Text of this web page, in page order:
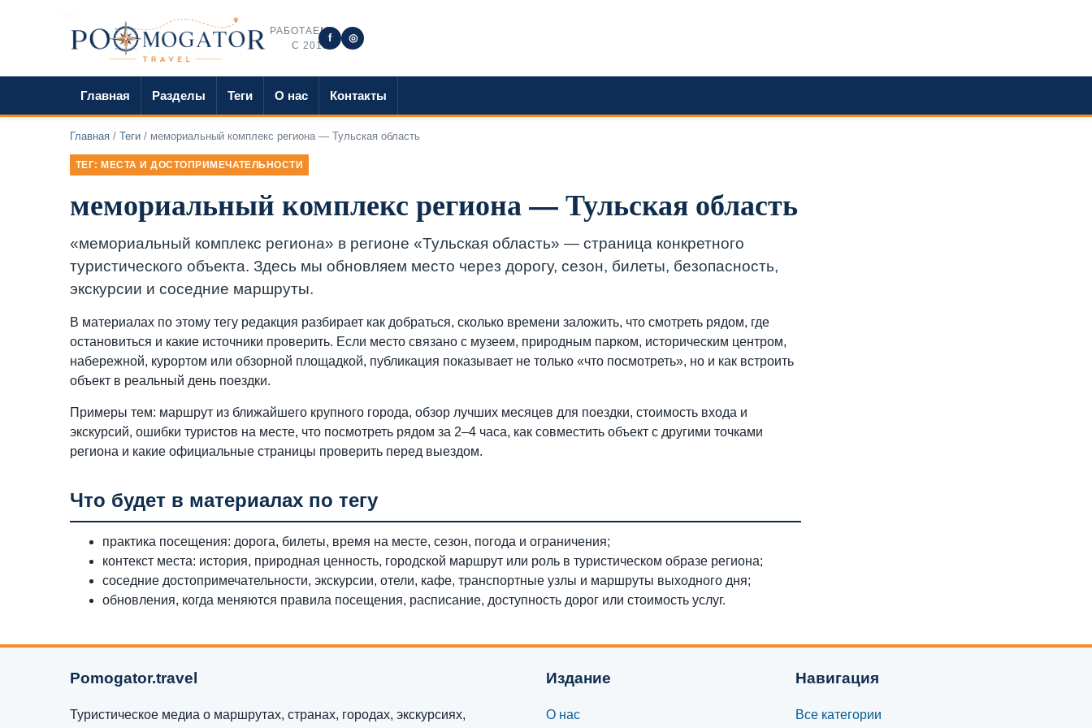
РАБОТАЕМ
С 2018
f ◎
Главная Разделы Теги О нас Контакты
Главная / Теги / мемориальный комплекс региона — Тульская область
ТЕГ: МЕСТА И ДОСТОПРИМЕЧАТЕЛЬНОСТИ
мемориальный комплекс региона — Тульская область
«мемориальный комплекс региона» в регионе «Тульская область» — страница конкретного
туристического объекта. Здесь мы обновляем место через дорогу, сезон, билеты, безопасность,
экскурсии и соседние маршруты.
В материалах по этому тегу редакция разбирает как добраться, сколько времени заложить, что смотреть рядом, где
остановиться и какие источники проверить. Если место связано с музеем, природным парком, историческим центром,
набережной, курортом или обзорной площадкой, публикация показывает не только «что посмотреть», но и как встроить
объект в реальный день поездки.
Примеры тем: маршрут из ближайшего крупного города, обзор лучших месяцев для поездки, стоимость входа и
экскурсий, ошибки туристов на месте, что посмотреть рядом за 2–4 часа, как совместить объект с другими точками
региона и какие официальные страницы проверить перед выездом.
Что будет в материалах по тегу
практика посещения: дорога, билеты, время на месте, сезон, погода и ограничения;
контекст места: история, природная ценность, городской маршрут или роль в туристическом образе региона;
соседние достопримечательности, экскурсии, отели, кафе, транспортные узлы и маршруты выходного дня;
обновления, когда меняются правила посещения, расписание, доступность дорог или стоимость услуг.
Pomogator.travel
Туристическое медиа о маршрутах, странах, городах, экскурсиях,
Издание
О нас
Навигация
Все категории